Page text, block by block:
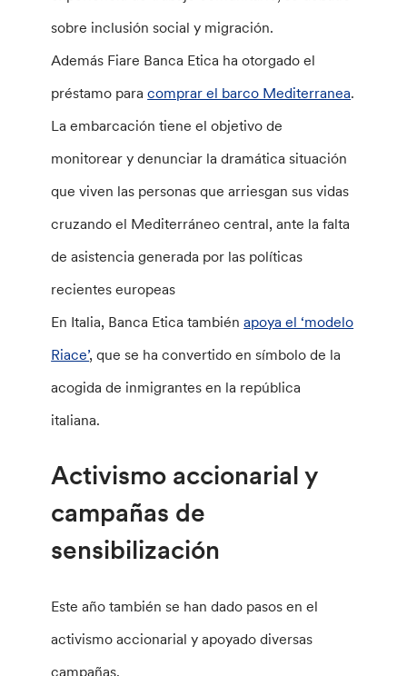
sobre inclusión social y migración.
Además Fiare Banca Etica ha otorgado el
préstamo paracomprar el barco Mediterranea.
La embarcación tiene el objetivo de
monitorear y denunciar la dramática situación
que viven las personas que arriesgan sus vidas
cruzando el Mediterráneo central, ante la falta
de asistencia generada por las políticas
recientes europeas
En Italia, Banca Etica tambiénapoya el ‘modelo
Riace’, que se ha convertido en símbolo de la
acogida de inmigrantes en la república
italiana.
Activismo accionarial y
campañas de
sensibilización
Este año también se han dado pasos en el
activismo accionarial y apoyado diversas
campañas.